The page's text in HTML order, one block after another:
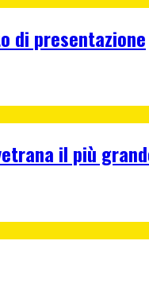
di presentazione
il più